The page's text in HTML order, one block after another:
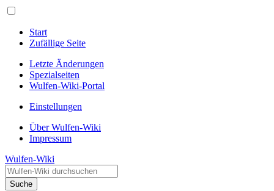
Start
Zufällige Seite
Letzte Änderungen
Spezialseiten
Wulfen-Wiki-Portal
Einstellungen
Über Wulfen-Wiki
Impressum
Wulfen-Wiki
Suche